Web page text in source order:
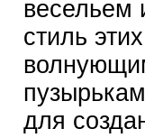
весельем
стиль
для